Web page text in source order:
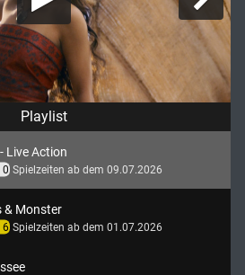
Playlist
Live Action
0 Spielzeiten ab dem 09.07.2026
& Monster
6 Spielzeiten ab dem 01.07.2026